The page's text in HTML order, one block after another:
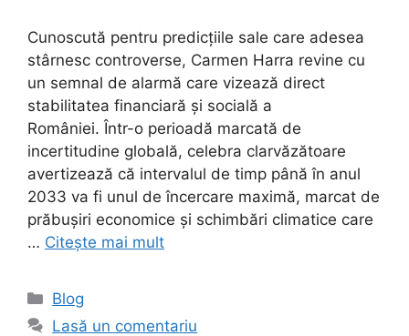
Cunoscută pentru predicțiile sale care adesea
stârnesc controverse, Carmen Harra revine cu
un semnal de alarmă care vizează direct
stabilitatea financiară și socială a
României. Într-o perioadă marcată de
incertitudine globală, celebra clarvăzătoare
avertizează că intervalul de timp până în anul
2033 va fi unul de încercare maximă, marcat de
prăbușiri economice și schimbări climatice care
… Citește mai mult
Categorii
Blog
Lasă un comentariu